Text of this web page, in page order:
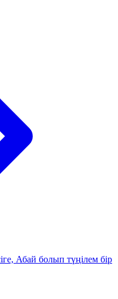
Абай болып түңілем бір